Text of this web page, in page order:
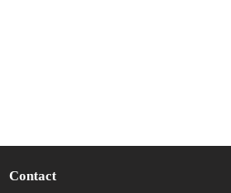
Contact